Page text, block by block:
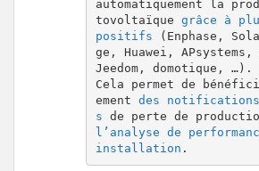
automatiquement la
tovoltaïque grâce à
positifs (Enphase,
ge, Huawei, APsystems,
Jeedom, domotique, …).
Cela permet de
ement des
s
l’analyse de
installation .